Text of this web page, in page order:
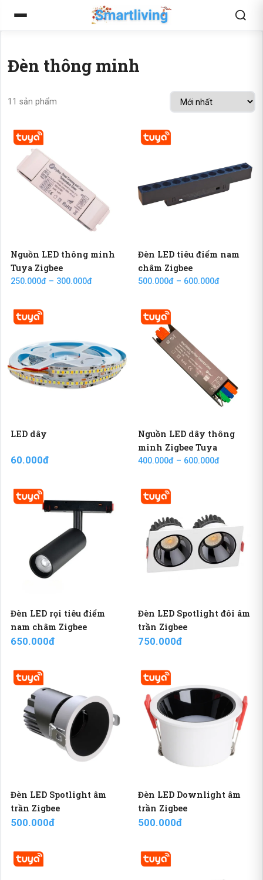
Đèn thông minh
11 sản phẩm
Nguồn LED thông minh
Tuya Zigbee
250.000đ – 300.000đ
Đèn LED tiêu điểm nam
châm Zigbee
500.000đ – 600.000đ
LED dây
60.000đ
Nguồn LED dây thông
minh Zigbee Tuya
400.000đ – 600.000đ
Đèn LED rọi tiêu điểm
nam châm Zigbee
650.000đ
Đèn LED Spotlight đôi âm
trần Zigbee
750.000đ
Đèn LED Spotlight âm
trần Zigbee
500.000đ
Đèn LED Downlight âm
trần Zigbee
500.000đ